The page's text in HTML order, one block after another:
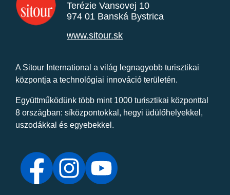
Terézie Vansovej 10
974 01 Banská Bystrica
www.sitour.sk
A Sitour International a világ legnagyobb turisztikai
központja a technológiai innováció területén.
Együttműködünk több mint 1000 turisztikai központtal
8 országban: síközpontokkal, hegyi üdülőhelyekkel,
uszodákkal és egyebekkel.